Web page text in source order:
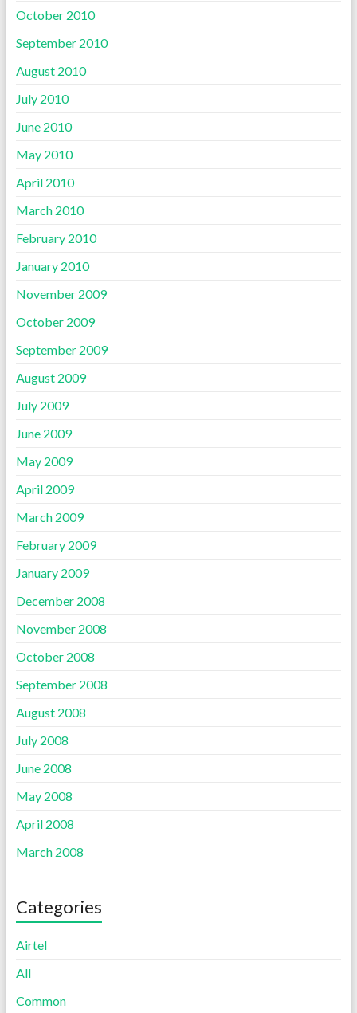
October 2010
September 2010
August 2010
July 2010
June 2010
May 2010
April 2010
March 2010
February 2010
January 2010
November 2009
October 2009
September 2009
August 2009
July 2009
June 2009
May 2009
April 2009
March 2009
February 2009
January 2009
December 2008
November 2008
October 2008
September 2008
August 2008
July 2008
June 2008
May 2008
April 2008
March 2008
Categories
Airtel
All
Common